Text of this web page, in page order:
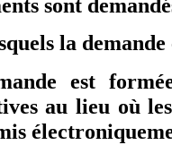
sont
la demande
est
au lieu où